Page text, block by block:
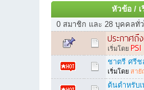
หัวข้อ/
0 สมาชิก และ 28 บุคคลทั่
ประกาศ
เริ่มโดย PSI
ชาตรี ศรีช
เริ่มโดยสา
ต้นตำหรับเ